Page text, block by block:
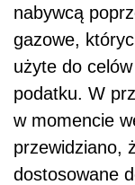
nabywcą
gazowe,
użyte do
podatku. W
w momencie
przewidziano,
dostosowane